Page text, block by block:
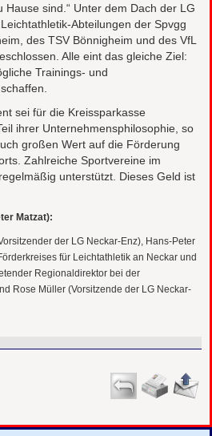
Hause sind.“ Unter dem Dach der LG
Abteilungen der Spvgg
des TSV Bönnigheim und des VfL
Alle eint das gleiche Ziel:
Trainings- und
sei für die Kreissparkasse
ihrer Unternehmensphilosophie, so
großen Wert auf die Förderung
Zahlreiche Sportvereine im
unterstützt. Dieses Geld ist
Matzat):
der LG Neckar-Enz), Hans-Peter
für Leichtathletik an Neckar und
Regionaldirektor bei der
Rose Müller (Vorsitzende der LG Neckar-